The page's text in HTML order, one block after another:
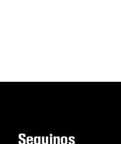
Seguinos